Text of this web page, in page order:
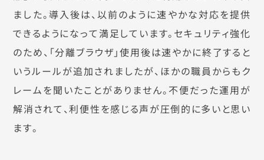
ました。導入後は、以前のように速やかな対応を提供
できるようになって満足しています。セキュリティ強化
のため、「分離ブラウザ」使用後は速やかに終了すると
いうルールが追加されましたが、ほかの職員からもク
レームを聞いたことがありません。不便だった運用が
解消されて、利便性を感じる声が圧倒的に多いと思い
ます。